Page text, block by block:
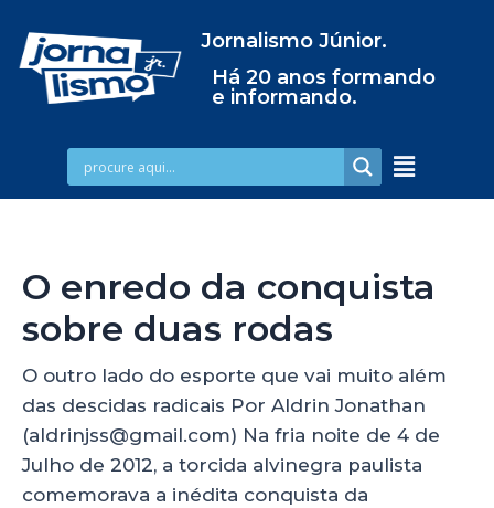
Jornalismo Júnior.
Há 20 anos formando
e informando.
O enredo da conquista
sobre duas rodas
O outro lado do esporte que vai muito além
das descidas radicais Por Aldrin Jonathan
(aldrinjss@gmail.com) Na fria noite de 4 de
Julho de 2012, a torcida alvinegra paulista
comemorava a inédita conquista da